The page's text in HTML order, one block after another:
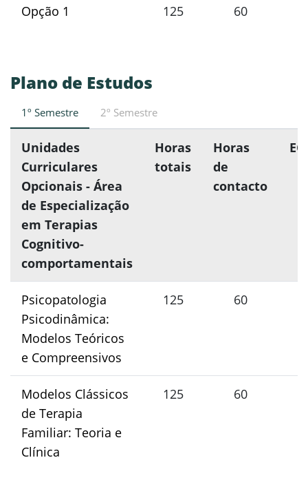
Opção 1 125 60
Plano de Estudos
1º Semestre 2º Semestre
Unidades
Curriculares
Opcionais - Área
de Especialização
em Terapias
Cognitivo-
comportamentais
Horas
totais
Horas
de
contacto
Psicopatologia
Psicodinâmica:
Modelos Teóricos
e Compreensivos
125 60
Modelos Clássicos
de Terapia
Familiar: Teoria e
Clínica
125 60